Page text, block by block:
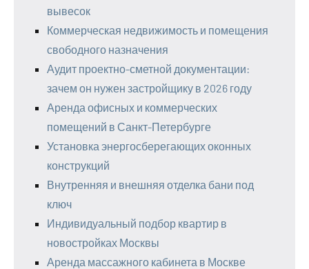
вывесок
Коммерческая недвижимость и помещения
свободного назначения
Аудит проектно-сметной документации:
зачем он нужен застройщику в 2026 году
Аренда офисных и коммерческих
помещений в Санкт-Петербурге
Установка энергосберегающих оконных
конструкций
Внутренняя и внешняя отделка бани под
ключ
Индивидуальный подбор квартир в
новостройках Москвы
Аренда массажного кабинета в Москве